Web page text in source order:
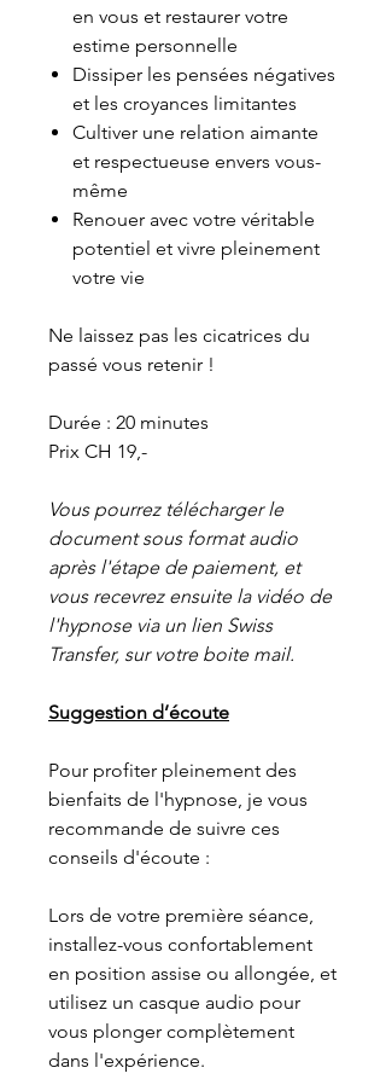
en vous et restaurer votre
estime personnelle
Dissiper les pensées négatives
et les croyances limitantes
Cultiver une relation aimante
et respectueuse envers vous-
même
Renouer avec votre véritable
potentiel et vivre pleinement
votre vie
Ne laissez pas les cicatrices du
passé vous retenir !
Durée : 20 minutes
Prix CH 19,-
Vous pourrez télécharger le
document sous format audio
après l'étape de paiement, et
vous recevrez ensuite la vidéo de
l'hypnose via un lien Swiss
Transfer, sur votre boite mail.
Suggestion d’écoute
Pour profiter pleinement des
bienfaits de l'hypnose, je vous
recommande de suivre ces
conseils d'écoute :
Lors de votre première séance,
installez-vous confortablement
en position assise ou allongée, et
utilisez un casque audio pour
vous plonger complètement
dans l'expérience.